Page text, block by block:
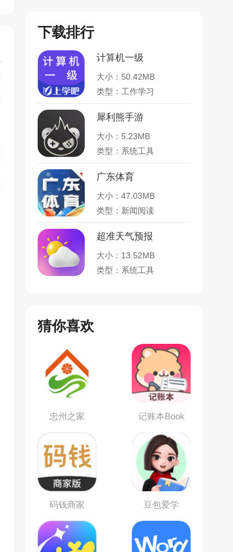
下载排行
计算机一级
大小：50.42MB
类型：工作学习
犀利熊手游
大小：5.23MB
类型：系统工具
广东体育
大小：47.03MB
类型：新闻阅读
超准天气预报
大小：13.52MB
类型：系统工具
猜你喜欢
忠州之家 记账本Book
码钱商家 豆包爱学